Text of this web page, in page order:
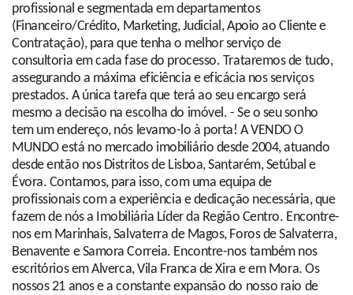
profissional e segmentada em departamentos
(Financeiro/Crédito, Marketing, Judicial, Apoio ao Cliente e
Contratação), para que tenha o melhor serviço de
consultoria em cada fase do processo. Trataremos de tudo,
assegurando a máxima eficiência e eficácia nos serviços
prestados. A única tarefa que terá ao seu encargo será
mesmo a decisão na escolha do imóvel. - Se o seu sonho
tem um endereço, nós levamo-lo à porta! A VENDO O
MUNDO está no mercado imobiliário desde 2004, atuando
desde então nos Distritos de Lisboa, Santarém, Setúbal e
Évora. Contamos, para isso, com uma equipa de
profissionais com a experiência e dedicação necessária, que
fazem de nós a Imobiliária Líder da Região Centro. Encontre-
nos em Marinhais, Salvaterra de Magos, Foros de Salvaterra,
Benavente e Samora Correia. Encontre-nos também nos
escritórios em Alverca, Vila Franca de Xira e em Mora. Os
nossos 21 anos e a constante expansão do nosso raio de